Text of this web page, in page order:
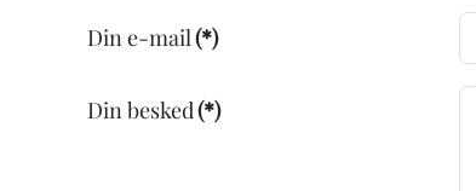
Din e-mail(*)
Din besked(*)